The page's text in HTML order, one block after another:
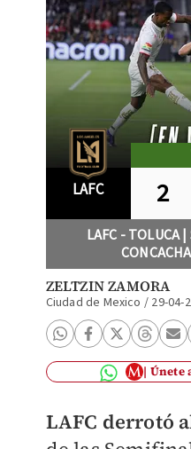
LAFC 2
LAFC - TOLUCA
ZELTZIN ZAMORA
Ciudad de Mexico / 29-04-
Únete
LAFC derrotó